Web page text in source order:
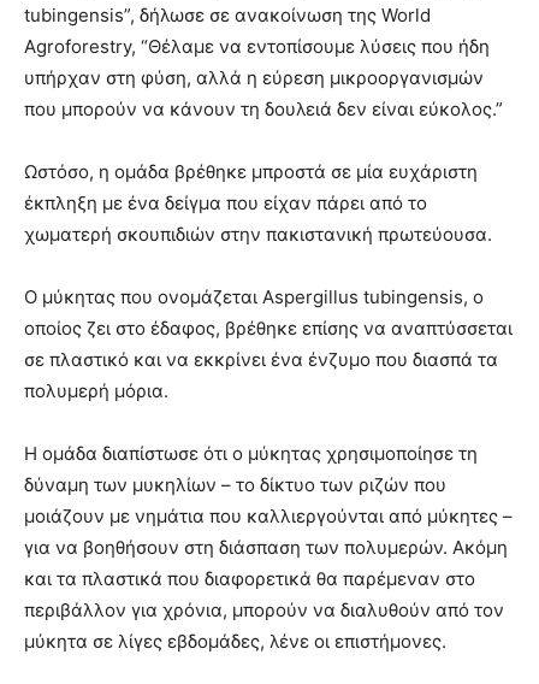
tubingensis”, δήλωσε σε ανακοίνωση της World
Agroforestry, “Θέλαμε να εντοπίσουμε λύσεις που ήδη
υπήρχαν στη φύση, αλλά η εύρεση μικροοργανισμών
που μπορούν να κάνουν τη δουλειά δεν είναι εύκολος.”
Ωστόσο, η ομάδα βρέθηκε μπροστά σε μία ευχάριστη
έκπληξη με ένα δείγμα που είχαν πάρει από το
χωματερή σκουπιδιών στην πακιστανική πρωτεύουσα.
Ο μύκητας που ονομάζεται Aspergillus tubingensis, ο
οποίος ζει στο έδαφος, βρέθηκε επίσης να αναπτύσσεται
σε πλαστικό και να εκκρίνει ένα ένζυμο που διασπά τα
πολυμερή μόρια.
Η ομάδα διαπίστωσε ότι ο μύκητας χρησιμοποίησε τη
δύναμη των μυκηλίων – το δίκτυο των ριζών που
μοιάζουν με νημάτια που καλλιεργούνται από μύκητες –
για να βοηθήσουν στη διάσπαση των πολυμερών. Ακόμη
και τα πλαστικά που διαφορετικά θα παρέμεναν στο
περιβάλλον για χρόνια, μπορούν να διαλυθούν από τον
μύκητα σε λίγες εβδομάδες, λένε οι επιστήμονες.